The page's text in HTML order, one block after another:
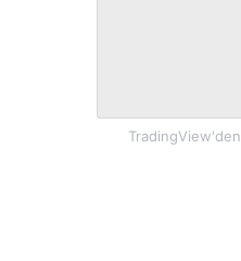
TradingView'den